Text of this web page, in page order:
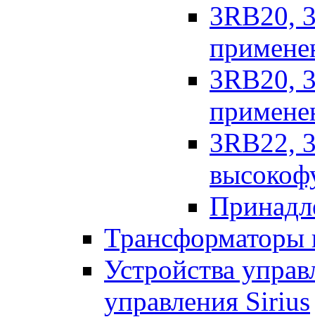
3RB20,
3RB20,
3RB22,
Трансформаторы
Устройства
управления Sirius